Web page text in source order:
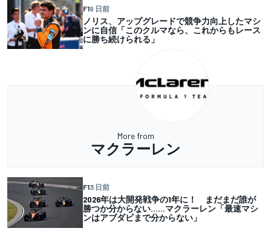
F19 日前
ノリス、アップグレードで競争力向上したマシ
ンに自信「このクルマなら、これからもレース
に勝ち続けられる」
More from
マクラーレン
F13 日前
2026年は大開発戦争の1年に！ まだまだ誰が
勝つか分からない……マクラーレン「最速マシ
ンはアブダビまで分からない」